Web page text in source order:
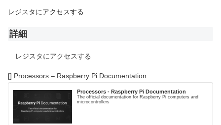
レジスタにアクセスする
詳細
レジスタにアクセスする
[] Processors – Raspberry Pi Documentation
Processors - Raspberry Pi Documentation
The official documentation for Raspberry Pi computers and
microcontrollers